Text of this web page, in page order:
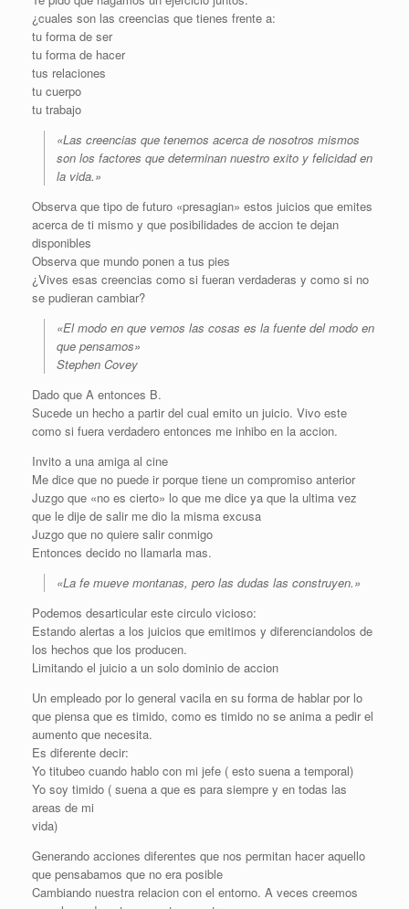
¿cuales son las creencias que tienes frente a:
tu forma de ser
tu forma de hacer
tus relaciones
tu cuerpo
tu trabajo
«Las creencias que tenemos acerca de nosotros mismos
son los factores que determinan nuestro exito y felicidad en
la vida.»
Observa que tipo de futuro «presagian» estos juicios que emites
acerca de ti mismo y que posibilidades de accion te dejan
disponibles
Observa que mundo ponen a tus pies
¿Vives esas creencias como si fueran verdaderas y como si no
se pudieran cambiar?
«El modo en que vemos las cosas es la fuente del modo en
que pensamos»
Stephen Covey
Dado que A entonces B.
Sucede un hecho a partir del cual emito un juicio. Vivo este
como si fuera verdadero entonces me inhibo en la accion.
Invito a una amiga al cine
Me dice que no puede ir porque tiene un compromiso anterior
Juzgo que «no es cierto» lo que me dice ya que la ultima vez
que le dije de salir me dio la misma excusa
Juzgo que no quiere salir conmigo
Entonces decido no llamarla mas.
«La fe mueve montanas, pero las dudas las construyen.»
Podemos desarticular este circulo vicioso:
Estando alertas a los juicios que emitimos y diferenciandolos de
los hechos que los producen.
Limitando el juicio a un solo dominio de accion
Un empleado por lo general vacila en su forma de hablar por lo
que piensa que es timido, como es timido no se anima a pedir el
aumento que necesita.
Es diferente decir:
Yo titubeo cuando hablo con mi jefe ( esto suena a temporal)
Yo soy timido ( suena a que es para siempre y en todas las
areas de mi
vida)
Generando acciones diferentes que nos permitan hacer aquello
que pensabamos que no era posible
Cambiando nuestra relacion con el entorno. A veces creemos